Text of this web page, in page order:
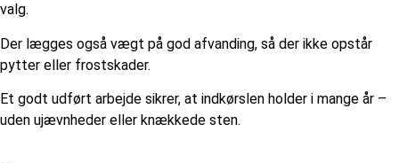
valg.
Der lægges også vægt på god afvanding, så der ikke opstår
pytter eller frostskader.
Et godt udført arbejde sikrer, at indkørslen holder i mange år –
uden ujævnheder eller knækkede sten.